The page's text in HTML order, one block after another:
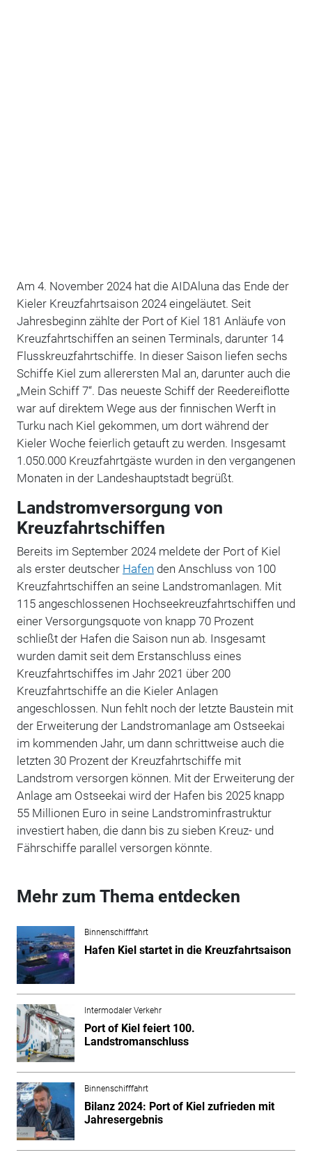
Am 4. November 2024 hat die AIDAluna das Ende der
Kieler Kreuzfahrtsaison 2024 eingeläutet. Seit
Jahresbeginn zählte der Port of Kiel 181 Anläufe von
Kreuzfahrtschiffen an seinen Terminals, darunter 14
Flusskreuzfahrtschiffe. In dieser Saison liefen sechs
Schiffe Kiel zum allerersten Mal an, darunter auch die
„Mein Schiff 7“. Das neueste Schiff der Reedereiflotte
war auf direktem Wege aus der finnischen Werft in
Turku nach Kiel gekommen, um dort während der
Kieler Woche feierlich getauft zu werden. Insgesamt
1.050.000 Kreuzfahrtgäste wurden in den vergangenen
Monaten in der Landeshauptstadt begrüßt.
Landstromversorgung von
Kreuzfahrtschiffen
Bereits im September 2024 meldete der Port of Kiel
als erster deutscher Hafen den Anschluss von 100
Kreuzfahrtschiffen an seine Landstromanlagen. Mit
115 angeschlossenen Hochseekreuzfahrtschiffen und
einer Versorgungsquote von knapp 70 Prozent
schließt der Hafen die Saison nun ab. Insgesamt
wurden damit seit dem Erstanschluss eines
Kreuzfahrtschiffes im Jahr 2021 über 200
Kreuzfahrtschiffe an die Kieler Anlagen
angeschlossen. Nun fehlt noch der letzte Baustein mit
der Erweiterung der Landstromanlage am Ostseekai
im kommenden Jahr, um dann schrittweise auch die
letzten 30 Prozent der Kreuzfahrtschiffe mit
Landstrom versorgen können. Mit der Erweiterung der
Anlage am Ostseekai wird der Hafen bis 2025 knapp
55 Millionen Euro in seine Landstrominfrastruktur
investiert haben, die dann bis zu sieben Kreuz- und
Fährschiffe parallel versorgen könnte.
Mehr zum Thema entdecken
Binnenschifffahrt
Hafen Kiel startet in die Kreuzfahrtsaison
Intermodaler Verkehr
Port of Kiel feiert 100.
Landstromanschluss
Binnenschifffahrt
Bilanz 2024: Port of Kiel zufrieden mit
Jahresergebnis